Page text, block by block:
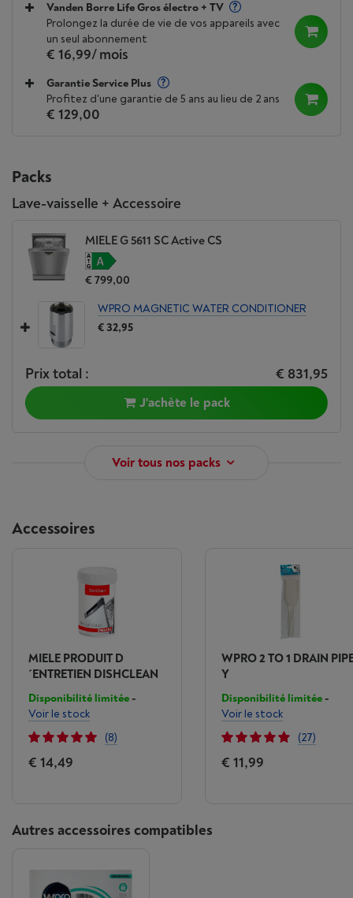
Vanden Borre Life Gros électro + TV
Prolongez la durée de vie de vos appareils avec
un seul abonnement
€ 16,99/ mois
Garantie Service Plus
Profitez d'une garantie de 5 ans au lieu de 2 ans
€ 129,00
Packs
Lave-vaisselle + Accessoire
MIELE G 5611 SC Active CS
€ 799,00
WPRO MAGNETIC WATER CONDITIONER
€ 32,95
Prix total : € 831,95
J'achète le pack
Voir tous nos packs
Accessoires
MIELE PRODUIT D
´ENTRETIEN DISHCLEAN
Disponibilité limitée-
Voir le stock
(8)
€ 14,49
WPRO 2 TO 1 DRAIN
Y
Disponibilité limitée-
Voir le stock
(27)
€ 11,99
Autres accessoires compatibles